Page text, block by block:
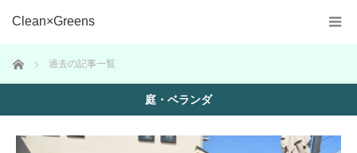
Clean×Greens
ホーム 過去の記事一覧
庭・ベランダ